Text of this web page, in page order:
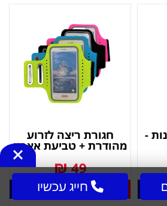
חייג עכשיו
זכרונות - חגורת ריצה לזרוע
מהודרת + טביעת אצבע
49
₪
הוספה לסל לצפייה